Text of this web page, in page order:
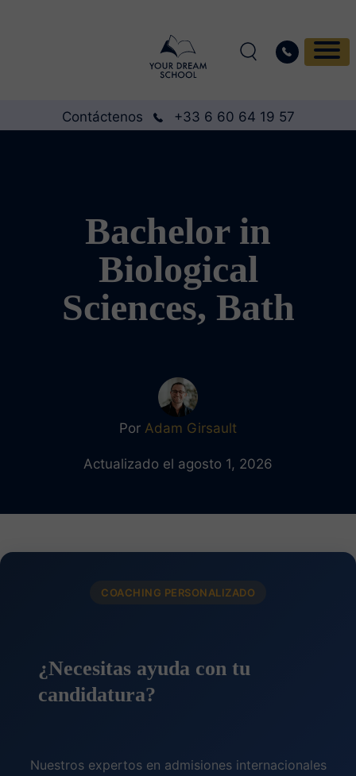
Contáctenos +33 6 60 64 19 57
Bachelor in
Biological
Sciences, Bath
Por Adam Girsault
Actualizado el agosto 1, 2026
COACHING PERSONALIZADO
¿Necesitas ayuda con tu
candidatura?
Nuestros expertos en admisiones internacionales